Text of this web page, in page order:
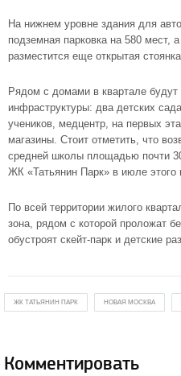
На нижнем уровне здания для
подземная парковка на 580 мест,
разместится еще открытая
Рядом с домами в квартале
инфраструктуры: два детских
учеников, медцентр, на первых
магазины. Стоит отметить, что
средней школы площадью почти
ЖК «Татьянин Парк» в июле этого
По всей территории жилого
зона, рядом с которой проложат
обустроят скейт-парк и детские
ЖК ТАТЬЯНИН ПАРК НОВАЯ МОСКВА
Комментировать